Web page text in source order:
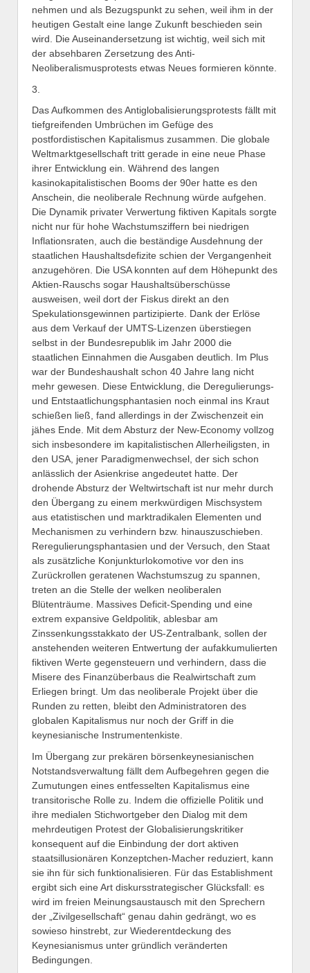
nehmen und als Bezugspunkt zu sehen, weil ihm in der
heutigen Gestalt eine lange Zukunft beschieden sein
wird. Die Auseinandersetzung ist wichtig, weil sich mit
der absehbaren Zersetzung des Anti-
Neoliberalismusprotests etwas Neues formieren könnte.
3.
Das Aufkommen des Antiglobalisierungsprotests fällt mit
tiefgreifenden Umbrüchen im Gefüge des
postfordistischen Kapitalismus zusammen. Die globale
Weltmarktgesellschaft tritt gerade in eine neue Phase
ihrer Entwicklung ein. Während des langen
kasinokapitalistischen Booms der 90er hatte es den
Anschein, die neoliberale Rechnung würde aufgehen.
Die Dynamik privater Verwertung fiktiven Kapitals sorgte
nicht nur für hohe Wachstumsziffern bei niedrigen
Inflationsraten, auch die beständige Ausdehnung der
staatlichen Haushaltsdefizite schien der Vergangenheit
anzugehören. Die USA konnten auf dem Höhepunkt des
Aktien-Rauschs sogar Haushaltsüberschüsse
ausweisen, weil dort der Fiskus direkt an den
Spekulationsgewinnen partizipierte. Dank der Erlöse
aus dem Verkauf der UMTS-Lizenzen überstiegen
selbst in der Bundesrepublik im Jahr 2000 die
staatlichen Einnahmen die Ausgaben deutlich. Im Plus
war der Bundeshaushalt schon 40 Jahre lang nicht
mehr gewesen. Diese Entwicklung, die Deregulierungs-
und Entstaatlichungsphantasien noch einmal ins Kraut
schießen ließ, fand allerdings in der Zwischenzeit ein
jähes Ende. Mit dem Absturz der New-Economy vollzog
sich insbesondere im kapitalistischen Allerheiligsten, in
den USA, jener Paradigmenwechsel, der sich schon
anlässlich der Asienkrise angedeutet hatte. Der
drohende Absturz der Weltwirtschaft ist nur mehr durch
den Übergang zu einem merkwürdigen Mischsystem
aus etatistischen und marktradikalen Elementen und
Mechanismen zu verhindern bzw. hinauszuschieben.
Reregulierungsphantasien und der Versuch, den Staat
als zusätzliche Konjunkturlokomotive vor den ins
Zurückrollen geratenen Wachstumszug zu spannen,
treten an die Stelle der welken neoliberalen
Blütenträume. Massives Deficit-Spending und eine
extrem expansive Geldpolitik, ablesbar am
Zinssenkungsstakkato der US-Zentralbank, sollen der
anstehenden weiteren Entwertung der aufakkumulierten
fiktiven Werte gegensteuern und verhindern, dass die
Misere des Finanzüberbaus die Realwirtschaft zum
Erliegen bringt. Um das neoliberale Projekt über die
Runden zu retten, bleibt den Administratoren des
globalen Kapitalismus nur noch der Griff in die
keynesianische Instrumentenkiste.
Im Übergang zur prekären börsenkeynesianischen
Notstandsverwaltung fällt dem Aufbegehren gegen die
Zumutungen eines entfesselten Kapitalismus eine
transitorische Rolle zu. Indem die offizielle Politik und
ihre medialen Stichwortgeber den Dialog mit dem
mehrdeutigen Protest der Globalisierungskritiker
konsequent auf die Einbindung der dort aktiven
staatsillusionären Konzeptchen-Macher reduziert, kann
sie ihn für sich funktionalisieren. Für das Establishment
ergibt sich eine Art diskursstrategischer Glücksfall: es
wird im freien Meinungsaustausch mit den Sprechern
der „Zivilgesellschaft“ genau dahin gedrängt, wo es
sowieso hinstrebt, zur Wiederentdeckung des
Keynesianismus unter gründlich veränderten
Bedingungen.